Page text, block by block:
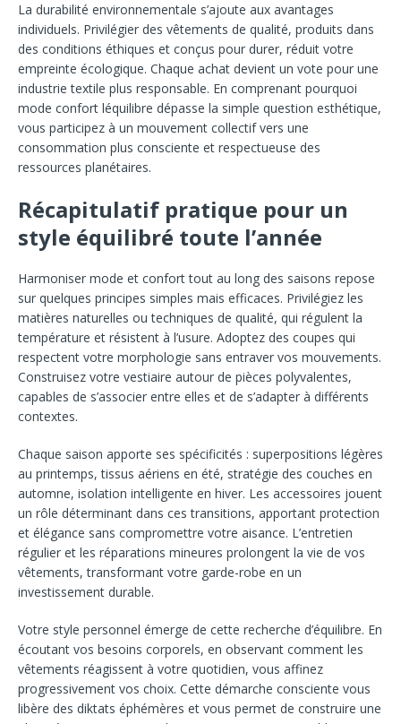
La durabilité environnementale s’ajoute aux avantages
individuels. Privilégier des vêtements de qualité, produits dans
des conditions éthiques et conçus pour durer, réduit votre
empreinte écologique. Chaque achat devient un vote pour une
industrie textile plus responsable. En comprenant pourquoi
mode confort léquilibre dépasse la simple question esthétique,
vous participez à un mouvement collectif vers une
consommation plus consciente et respectueuse des
ressources planétaires.
Récapitulatif pratique pour un
style équilibré toute l’année
Harmoniser mode et confort tout au long des saisons repose
sur quelques principes simples mais efficaces. Privilégiez les
matières naturelles ou techniques de qualité, qui régulent la
température et résistent à l’usure. Adoptez des coupes qui
respectent votre morphologie sans entraver vos mouvements.
Construisez votre vestiaire autour de pièces polyvalentes,
capables de s’associer entre elles et de s’adapter à différents
contextes.
Chaque saison apporte ses spécificités : superpositions légères
au printemps, tissus aériens en été, stratégie des couches en
automne, isolation intelligente en hiver. Les accessoires jouent
un rôle déterminant dans ces transitions, apportant protection
et élégance sans compromettre votre aisance. L’entretien
régulier et les réparations mineures prolongent la vie de vos
vêtements, transformant votre garde-robe en un
investissement durable.
Votre style personnel émerge de cette recherche d’équilibre. En
écoutant vos besoins corporels, en observant comment les
vêtements réagissent à votre quotidien, vous affinez
progressivement vos choix. Cette démarche consciente vous
libère des diktats éphémères et vous permet de construire une